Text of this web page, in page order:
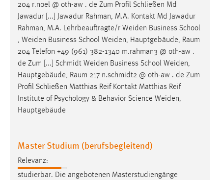
204 r.noel @ oth-aw . de Zum Profil Schließen Md
Jawadur [...] Jawadur Rahman, M.A. Kontakt Md Jawadur
Rahman, M.A. Lehrbeauftragte/r Weiden Business School
, Weiden Business School Weiden, Hauptgebäude, Raum
204 Telefon +49 (961) 382-1340 m.rahman3 @ oth-aw .
de Zum [...] Schmidt Weiden Business School Weiden,
Hauptgebäude, Raum 217 n.schmidt2 @ oth-aw . de Zum
Profil Schließen Matthias Reif Kontakt Matthias Reif
Institute of Psychology & Behavior Science Weiden,
Hauptgebäude
Master Studium (berufsbegleitend)
Relevanz:
studierbar. Die angebotenen Masterstudiengänge